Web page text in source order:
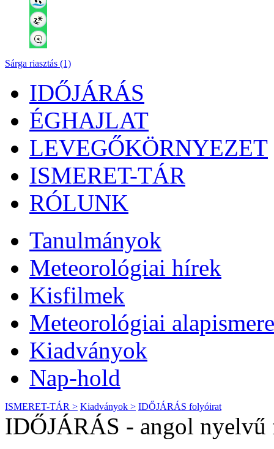
Sárga riasztás (1)
IDŐJÁRÁS
ÉGHAJLAT
LEVEGŐKÖRNYEZET
ISMERET-TÁR
RÓLUNK
Tanulmányok
Meteorológiai hírek
Kisfilmek
Meteorológiai
Kiadványok
Nap-hold
ISMERET-TÁR > Kiadványok > IDŐJÁRÁS folyóirat
IDŐJÁRÁS - angol